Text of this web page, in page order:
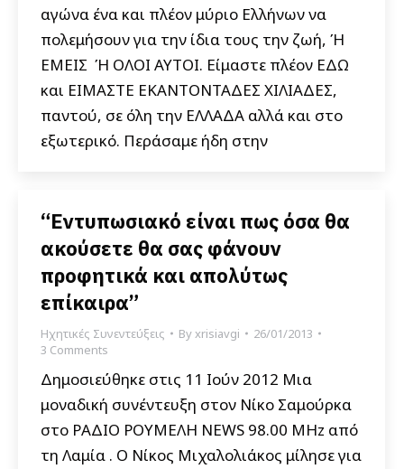
αγώνα ένα και πλέον μύριο Ελλήνων να
πολεμήσουν για την ίδια τους την ζωή, Ή
ΕΜΕΙΣ Ή ΟΛΟΙ ΑΥΤΟΙ. Είμαστε πλέον ΕΔΩ
και ΕΙΜΑΣΤΕ ΕΚΑΝΤΟΝΤΑΔΕΣ ΧΙΛΙΑΔΕΣ,
παντού, σε όλη την ΕΛΛΑΔΑ αλλά και στο
εξωτερικό. Περάσαμε ήδη στην
“Εντυπωσιακό είναι πως όσα θα
ακούσετε θα σας φάνουν
προφητικά και απολύτως
επίκαιρα”
Ηχητικές Συνεντεύξεις Byxrisiavgi
26/01/2013
3 Comments
Δημοσιεύθηκε στις 11 Ιούν 2012 Μια
μοναδική συνέντευξη στον Νίκο Σαμούρκα
στο ΡΑΔΙΟ ΡΟΥΜΕΛΗ NEWS 98.00 MHz από
τη Λαμία . Ο Νίκος Μιχαλολιάκος μίλησε για